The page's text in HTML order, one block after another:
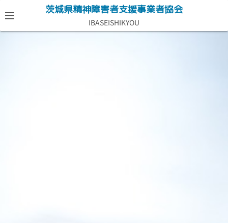
ン
テ
茨城県精神障害者支援事業者協会
IBASEISHIKYOU